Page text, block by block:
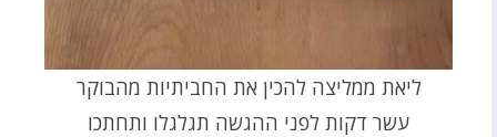
ליאת ממליצה להכין את החביתיות מהבוקר
עשר דקות לפני ההגשה תגלגלו ותחתכו